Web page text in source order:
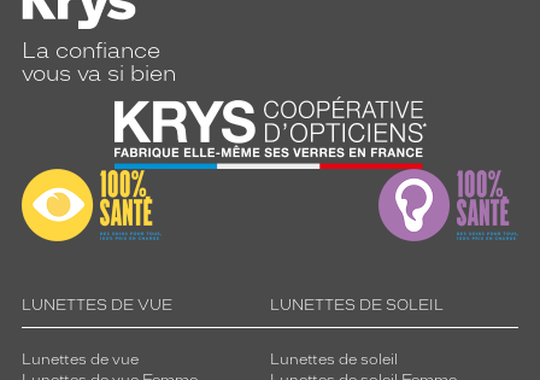
La confiance
vous va si bien
LUNETTES DE VUE
Lunettes de vue
LUNETTES DE SOLEIL
Lunettes de soleil